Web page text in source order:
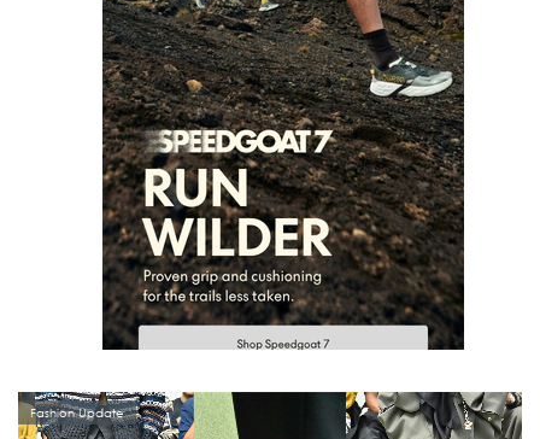
Fashion Update